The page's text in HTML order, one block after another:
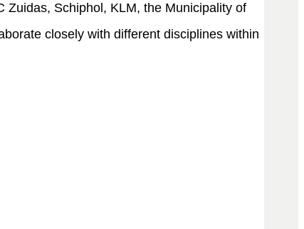
Zuidas, Schiphol, KLM, the Municipality of
closely with different disciplines within